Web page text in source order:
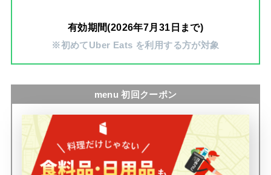
有効期間(2026年7月31日まで)
※初めてUber Eats を利用する方が対象
menu 初回クーポン